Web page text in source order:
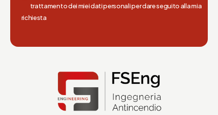
trattamento dei miei dati personali per dare seguito alla mia
richiesta